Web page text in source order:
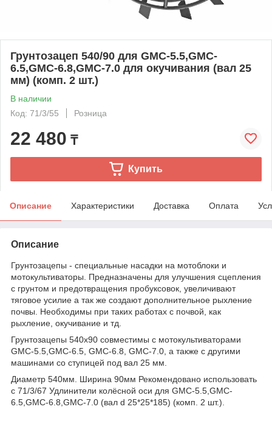
Грунтозацеп 540/90 для GMC-5.5,GMC-
6.5,GMC-6.8,GMC-7.0 для окучивания (вал 25
мм) (комп. 2 шт.)
В наличии
Код: 71/3/55
Розница
22 480 ₸
Купить
Описание Характеристики Доставка Оплата
Описание
Грунтозацепы - специальные насадки на мотоблоки и
мотокультиваторы. Предназначены для улучшения сцепления
с грунтом и предотвращения пробуксовок, увеличивают
тяговое усилие а так же создают дополнительное рыхление
почвы. Необходимы при таких работах с почвой, как
рыхление, окучивание и тд.
Грунтозацепы 540х90 совместимы с мотокультиваторами
GMC-5.5,GMC-6.5, GMC-6.8, GMC-7.0, а также с другими
машинами со ступицей под вал 25 мм.
Диаметр 540мм. Ширина 90мм Рекомендовано использовать
с 71/3/67 Удлинители колёсной оси для GMC-5.5,GMC-
6.5,GMC-6.8,GMC-7.0 (вал d 25*25*185) (комп. 2 шт.).